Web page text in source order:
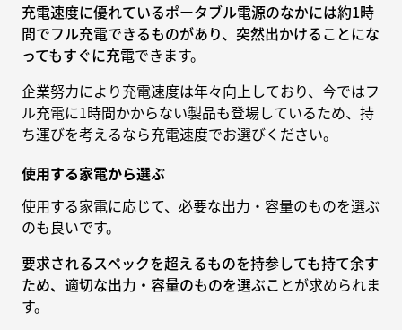
充電速度に優れているポータブル電源のなかには約1時
間でフル充電できるものがあり、突然出かけることにな
ってもすぐに充電できます。
企業努力により充電速度は年々向上しており、今ではフ
ル充電に1時間かからない製品も登場しているため、持
ち運びを考えるなら充電速度でお選びください。
使用する家電から選ぶ
使用する家電に応じて、必要な出力・容量のものを選ぶ
のも良いです。
要求されるスペックを超えるものを持参しても持て余す
ため、適切な出力・容量のものを選ぶことが求められま
す。